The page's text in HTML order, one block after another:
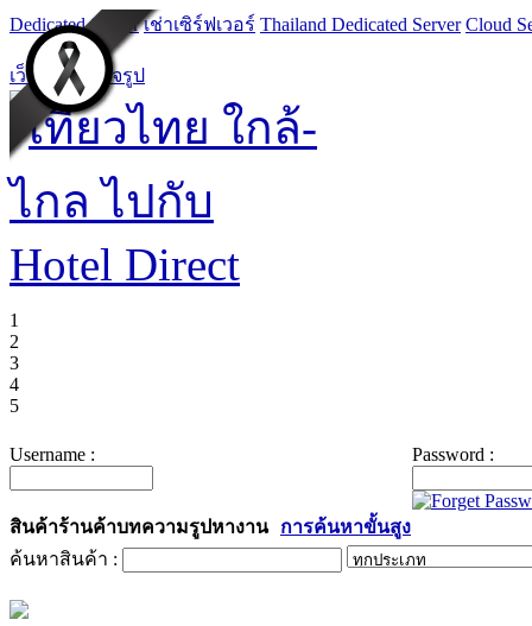
Dedicated Server เช่าเซิร์ฟเวอร์ Thailand Dedicated Server Cloud
เว็บไซต์สำเร็จรูป
1
2
3
4
5
Username : Password :
สินค้าร้านค้าบทความรูปหางาน
การค้นหาขั้นสูง
ค้นหาสินค้า :